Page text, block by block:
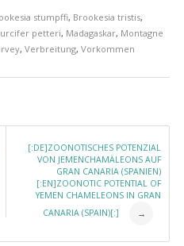
stumpffi, Brookesia tristis,
petteri, Madagaskar, Montagne
, Verbreitung, Vorkommen
[:DE]ZOONOTISCHES POTENZIAL
VON JEMENCHAMÄLEONS AUF
GRAN CANARIA (SPANIEN)
[:EN]ZOONOTIC POTENTIAL OF
YEMEN CHAMELEONS IN GRAN
CANARIA (SPAIN)[:]
→